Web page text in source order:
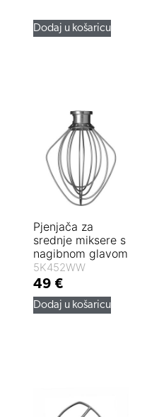
Dodaj u košaricu
Pjenjača za
srednje miksere s
nagibnom glavom
5K452WW
49 €
Dodaj u košaricu